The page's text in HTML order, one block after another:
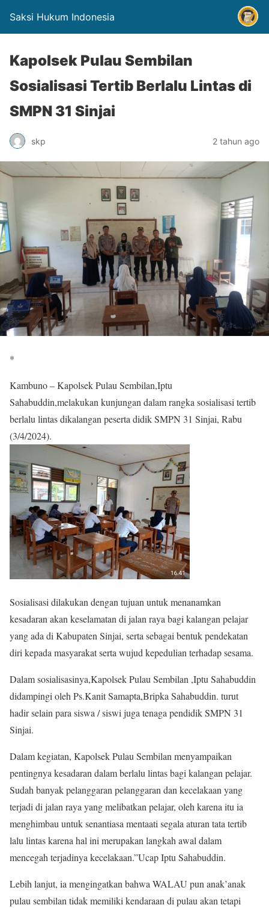
Saksi Hukum Indonesia
Kapolsek Pulau Sembilan
Sosialisasi Tertib Berlalu Lintas di
SMPN 31 Sinjai
skp 2 tahun ago
*
Kambuno – Kapolsek Pulau Sembilan,Iptu
Sahabuddin,melakukan kunjungan dalam rangka sosialisasi tertib
berlalu lintas dikalangan peserta didik SMPN 31 Sinjai, Rabu
(3/4/2024).
Sosialisasi dilakukan dengan tujuan untuk menanamkan
kesadaran akan keselamatan di jalan raya bagi kalangan pelajar
yang ada di Kabupaten Sinjai, serta sebagai bentuk pendekatan
diri kepada masyarakat serta wujud kepedulian terhadap sesama.
Dalam sosialisasinya,Kapolsek Pulau Sembilan ,Iptu Sahabuddin
didampingi oleh Ps.Kanit Samapta,Bripka Sahabuddin. turut
hadir selain para siswa / siswi juga tenaga pendidik SMPN 31
Sinjai.
Dalam kegiatan, Kapolsek Pulau Sembilan menyampaikan
pentingnya kesadaran dalam berlalu lintas bagi kalangan pelajar.
Sudah banyak pelanggaran pelanggaran dan kecelakaan yang
terjadi di jalan raya yang melibatkan pelajar, oleh karena itu ia
menghimbau untuk senantiasa mentaati segala aturan tata tertib
lalu lintas karena hal ini merupakan langkah awal dalam
mencegah terjadinya kecelakaan.”Ucap Iptu Sahabuddin.
Lebih lanjut, ia mengingatkan bahwa WALAU pun anak’anak
pulau sembilan tidak memiliki kendaraan di pulau akan tetapi